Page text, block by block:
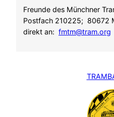
Freunde des Münchner
Postfach 210225; 80672
direkt an: fmtm@tram.org